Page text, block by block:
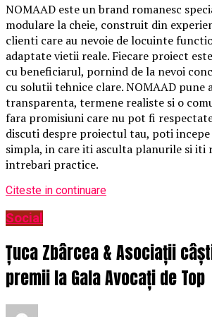
NOMAAD este un brand romanesc
modulare la cheie, construit din
clienti care au nevoie de locuinte
adaptate vietii reale. Fiecare proiect
cu beneficiarul, pornind de la nevoi
cu solutii tehnice clare. NOMAAD pune
transparenta, termene realiste si o
fara promisiuni care nu pot fi
discuti despre proiectul tau, poti
simpla, in care iti asculta planurile si iti
intrebari practice.
Citeste in continuare
Social
Țuca Zbârcea & Asociații
premii la Gala Avocați de Top